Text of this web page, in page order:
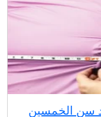
سن الخمسين